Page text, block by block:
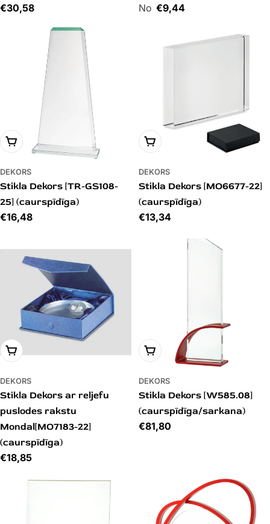
Cena
€30,58
Cena€9,44
PIEVIENOT GROZAM
DEKORS
Stikla Dekors [TR-GS108-
25] (caurspīdīga)
Cena
€16,48
PIEVIENOT GROZAM
DEKORS
Stikla Dekors [MO6677-22]
(caurspīdīga)
Cena
€13,34
PIEVIENOT GROZAM
DEKORS
Stikla Dekors ar reljefu
puslodes rakstu
Mondal[MO7183-22]
(caurspīdīga)
Cena
€18,85
PIEVIENOT GROZAM
DEKORS
Stikla Dekors [W585.08]
(caurspīdīga/sarkana)
Cena
€81,80